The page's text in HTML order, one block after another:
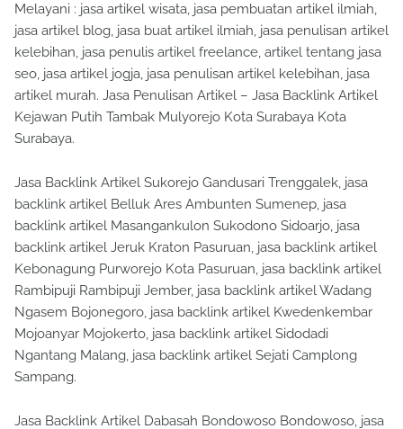
Melayani : jasa artikel wisata, jasa pembuatan artikel ilmiah,
jasa artikel blog, jasa buat artikel ilmiah, jasa penulisan artikel
kelebihan, jasa penulis artikel freelance, artikel tentang jasa
seo, jasa artikel jogja, jasa penulisan artikel kelebihan, jasa
artikel murah. Jasa Penulisan Artikel – Jasa Backlink Artikel
Kejawan Putih Tambak Mulyorejo Kota Surabaya Kota
Surabaya.
Jasa Backlink Artikel Sukorejo Gandusari Trenggalek, jasa
backlink artikel Belluk Ares Ambunten Sumenep, jasa
backlink artikel Masangankulon Sukodono Sidoarjo, jasa
backlink artikel Jeruk Kraton Pasuruan, jasa backlink artikel
Kebonagung Purworejo Kota Pasuruan, jasa backlink artikel
Rambipuji Rambipuji Jember, jasa backlink artikel Wadang
Ngasem Bojonegoro, jasa backlink artikel Kwedenkembar
Mojoanyar Mojokerto, jasa backlink artikel Sidodadi
Ngantang Malang, jasa backlink artikel Sejati Camplong
Sampang.
Jasa Backlink Artikel Dabasah Bondowoso Bondowoso, jasa